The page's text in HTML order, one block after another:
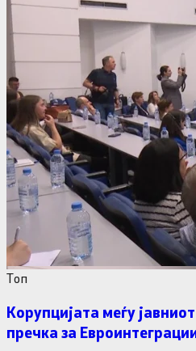
Tоп
Корупцијата меѓу
пречка за